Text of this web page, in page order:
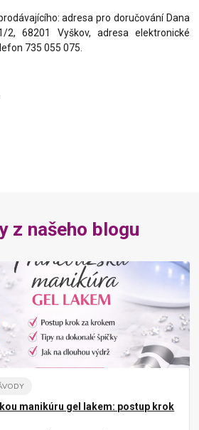
adresa pro doručování Dana
2, 68201 Vyškov, adresa elektronické
735 055 075.
z našeho blogu
manikúru gel lakem: postup krok